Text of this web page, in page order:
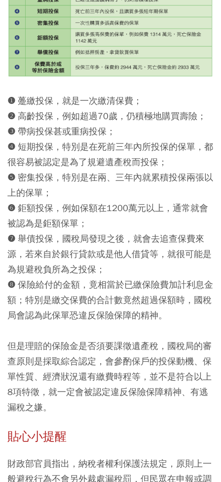
❶ 躉繳投保，就是一次繳清保費；
❷ 高齡投保，例如超過70歲，仍積極地購買壽險；
❸ 帶病投保甚或重病投保；
❹ 短期投保，特別是在死前三年內所投保的保單，都
很容易被認定是為了規避遺產稅而投保；
❺ 密集投保，特別是在兩、三年內就累積投保兩張以
上的保單；
❻ 鉅額投保，例如保額在1200萬元以上，通常就會
被認為是鉅額保單；
❼ 舉債投保，國稅局發現之後，就會去追查保費來
源，若來自於銀行貸款或是他人借貸等，就很可能是
為規避稅負所為之投保；
❽ 保險給付的金額，竟相當於已繳保險費加計利息金
額；特別是繳交保費的合計數竟然超過保額時，國稅
局會認為此保單恐違反保險保障的精神。
但是理賠的保險金是否須要課徵遺產稅，國稅局的審
查原則是採取綜合認定，會參酌保戶的投保動機、保
單性質、經濟狀況還有繳費時程等，並不是符合以上
8項特徵，就一定會被認定違反保險保障精神、有逃
漏稅之嫌。
貼心小提醒
財政部官員指出，納稅者權利保護法規定，原則上一
般避稅行為不會另外裁處漏稅罰，但民眾在申報或調